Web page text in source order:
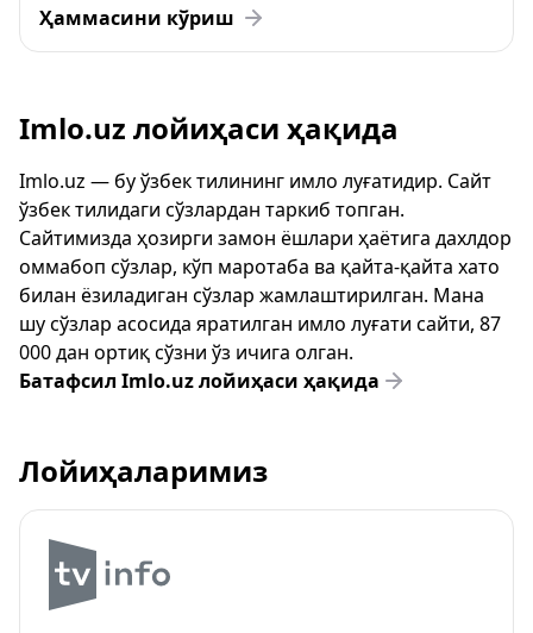
Ҳаммасини кўриш
Imlo.uz лойиҳаси ҳақида
Imlo.uz — бу ўзбек тилининг имло луғатидир. Сайт
ўзбек тилидаги сўзлардан таркиб топган.
Сайтимизда ҳозирги замон ёшлари ҳаётига дахлдор
оммабоп сўзлар, кўп маротаба ва қайта-қайта хато
билан ёзиладиган сўзлар жамлаштирилган. Мана
шу сўзлар асосида яратилган имло луғати сайти, 87
000 дан ортиқ сўзни ўз ичига олган.
Батафсил Imlo.uz лойиҳаси ҳақида
Лойиҳаларимиз